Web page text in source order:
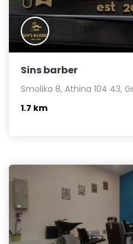
Sins barber
Smolika 8, Athina 104 43,
1.7 km